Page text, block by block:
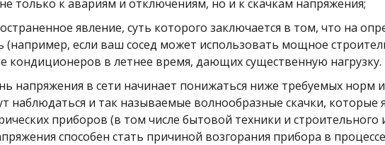
только к авариям и отключениям, но и к скачкам напряжения;
явление, суть которого заключается в том, что на
если ваш сосед может использовать мощное
кондиционеров в летнее время, дающих существенную нагрузку.
напряжения в сети начинает понижаться ниже требуемых
наблюдаться и так называемые волнообразные скачки,
приборов (в том числе бытовой техники и строительного
способен стать причиной возгорания прибора в